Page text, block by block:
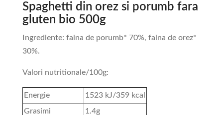
Spaghetti din orez si porumb fara
gluten bio 500g
Ingrediente: faina de porumb* 70%, faina de orez*
30%.
Valori nutritionale/100g:
Energie
1523 kJ/359 kcal
Grasimi
1.4g